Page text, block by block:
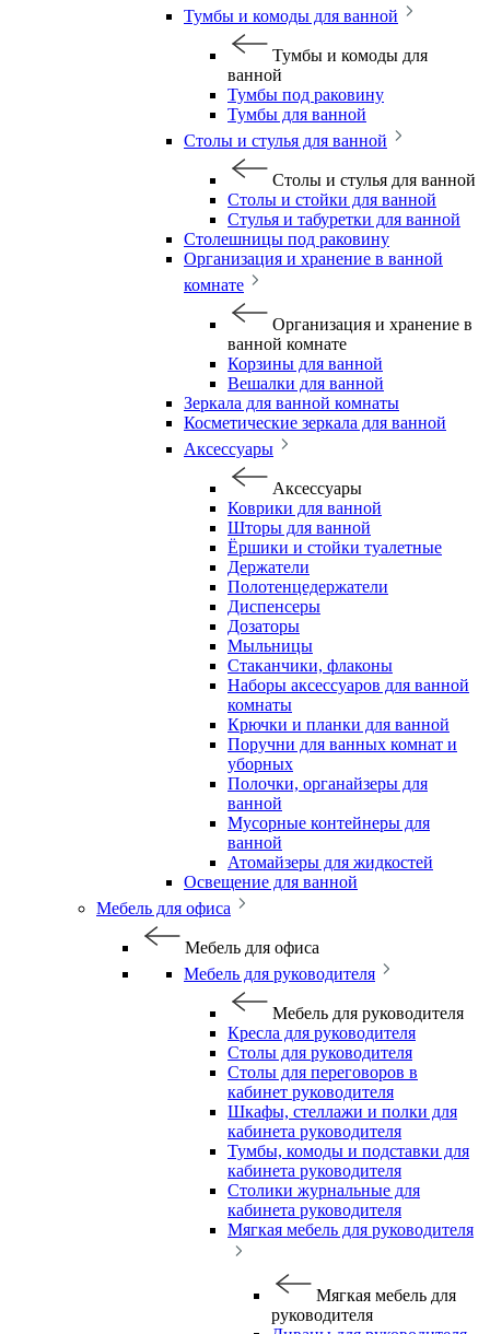
Тумбы и комоды для ванной
Тумбы и комоды для
ванной
Тумбы под раковину
Тумбы для ванной
Столы и стулья для ванной
Столы и стулья для ванной
Столы и стойки для ванной
Стулья и табуретки для ванной
Столешницы под раковину
Организация и хранение в ванной
комнате
Организация и хранение в
ванной комнате
Корзины для ванной
Вешалки для ванной
Зеркала для ванной комнаты
Косметические зеркала для ванной
Аксессуары
Аксессуары
Коврики для ванной
Шторы для ванной
Ёршики и стойки туалетные
Держатели
Полотенцедержатели
Диспенсеры
Дозаторы
Мыльницы
Стаканчики, флаконы
Наборы аксессуаров для ванной
комнаты
Крючки и планки для ванной
Поручни для ванных комнат и
уборных
Полочки, органайзеры для
ванной
Мусорные контейнеры для
ванной
Атомайзеры для жидкостей
Освещение для ванной
Мебель для офиса
Мебель для офиса
Мебель для руководителя
Мебель для руководителя
Кресла для руководителя
Столы для руководителя
Столы для переговоров в
кабинет руководителя
Шкафы, стеллажи и полки для
кабинета руководителя
Тумбы, комоды и подставки для
кабинета руководителя
Столики журнальные для
кабинета руководителя
Мягкая мебель для руководителя
Мягкая мебель для
руководителя